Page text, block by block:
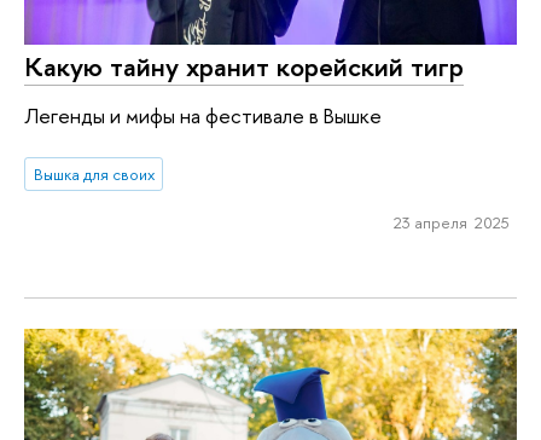
Какую тайну хранит корейский тигр
Легенды и мифы на фестивале в Вышке
Вышка для своих
23 апреля 2025